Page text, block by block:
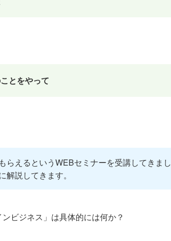
とをやって
らえるというWEBセミナーを受講してきまし
解説してきます。
ビジネス」は具体的には何か？